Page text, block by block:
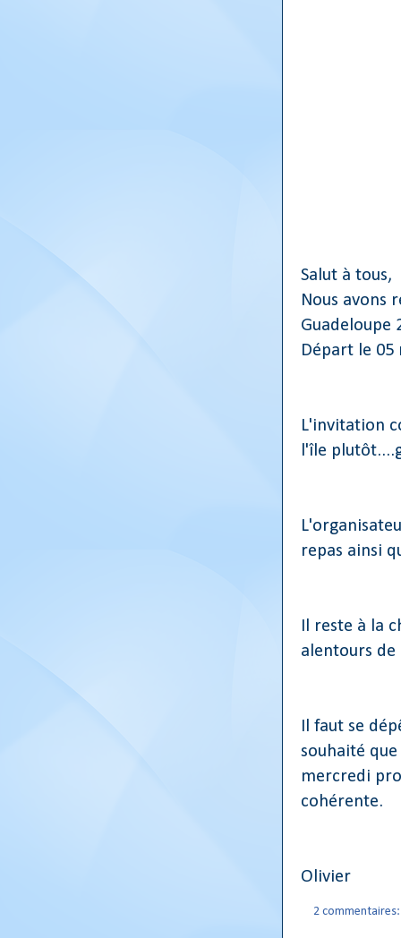
Salut à tous,
Nous avons
Guadeloupe
Départ le
L'invitation
l'île
repas ainsi
Il reste à la
alentours de
Il faut se
souhaité
mercredi
cohérente.
Olivier
2